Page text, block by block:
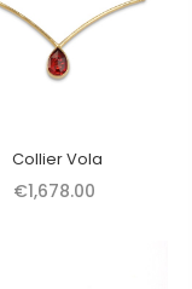
Collier Vola
€1,678.00